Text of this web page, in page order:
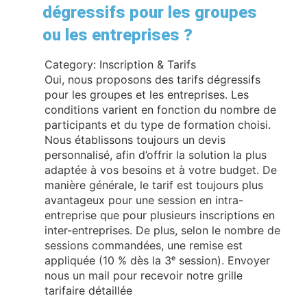
dégressifs pour les groupes
ou les entreprises ?
Category: Inscription & Tarifs
Oui, nous proposons des tarifs dégressifs
pour les groupes et les entreprises. Les
conditions varient en fonction du nombre de
participants et du type de formation choisi.
Nous établissons toujours un devis
personnalisé, afin d’offrir la solution la plus
adaptée à vos besoins et à votre budget. De
manière générale, le tarif est toujours plus
avantageux pour une session en intra-
entreprise que pour plusieurs inscriptions en
inter-entreprises. De plus, selon le nombre de
sessions commandées, une remise est
appliquée (10 % dès la 3ᵉ session). Envoyer
nous un mail pour recevoir notre grille
tarifaire détaillée